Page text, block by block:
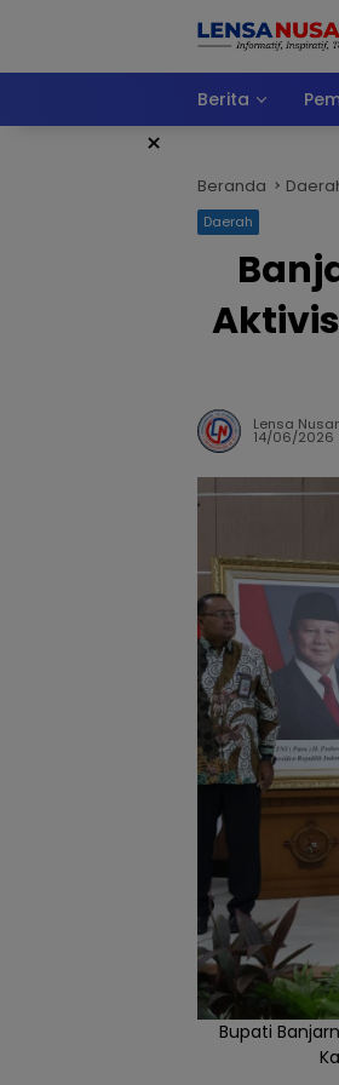
Berita
×
Beranda
Daerah
Lensa
14/06/2026
Bupati